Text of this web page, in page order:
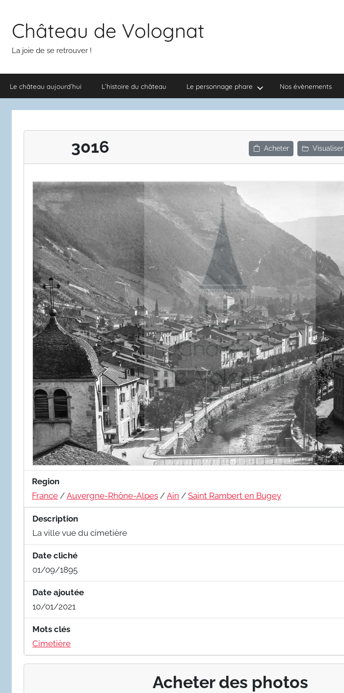
contenuChâteau de Volognat
La joie de se retrouver !
Le château aujourd’hui L’histoire du château Le personnage phare Nos évènements
3016 Acheter Visualiser
Region
France / Auvergne-Rhône-Alpes / Ain / Saint Rambert en Bugey
Description
La ville vue du cimetière
Date cliché
01/09/1895
Date ajoutée
10/01/2021
Mots clés
Cimetière
Acheter des photos